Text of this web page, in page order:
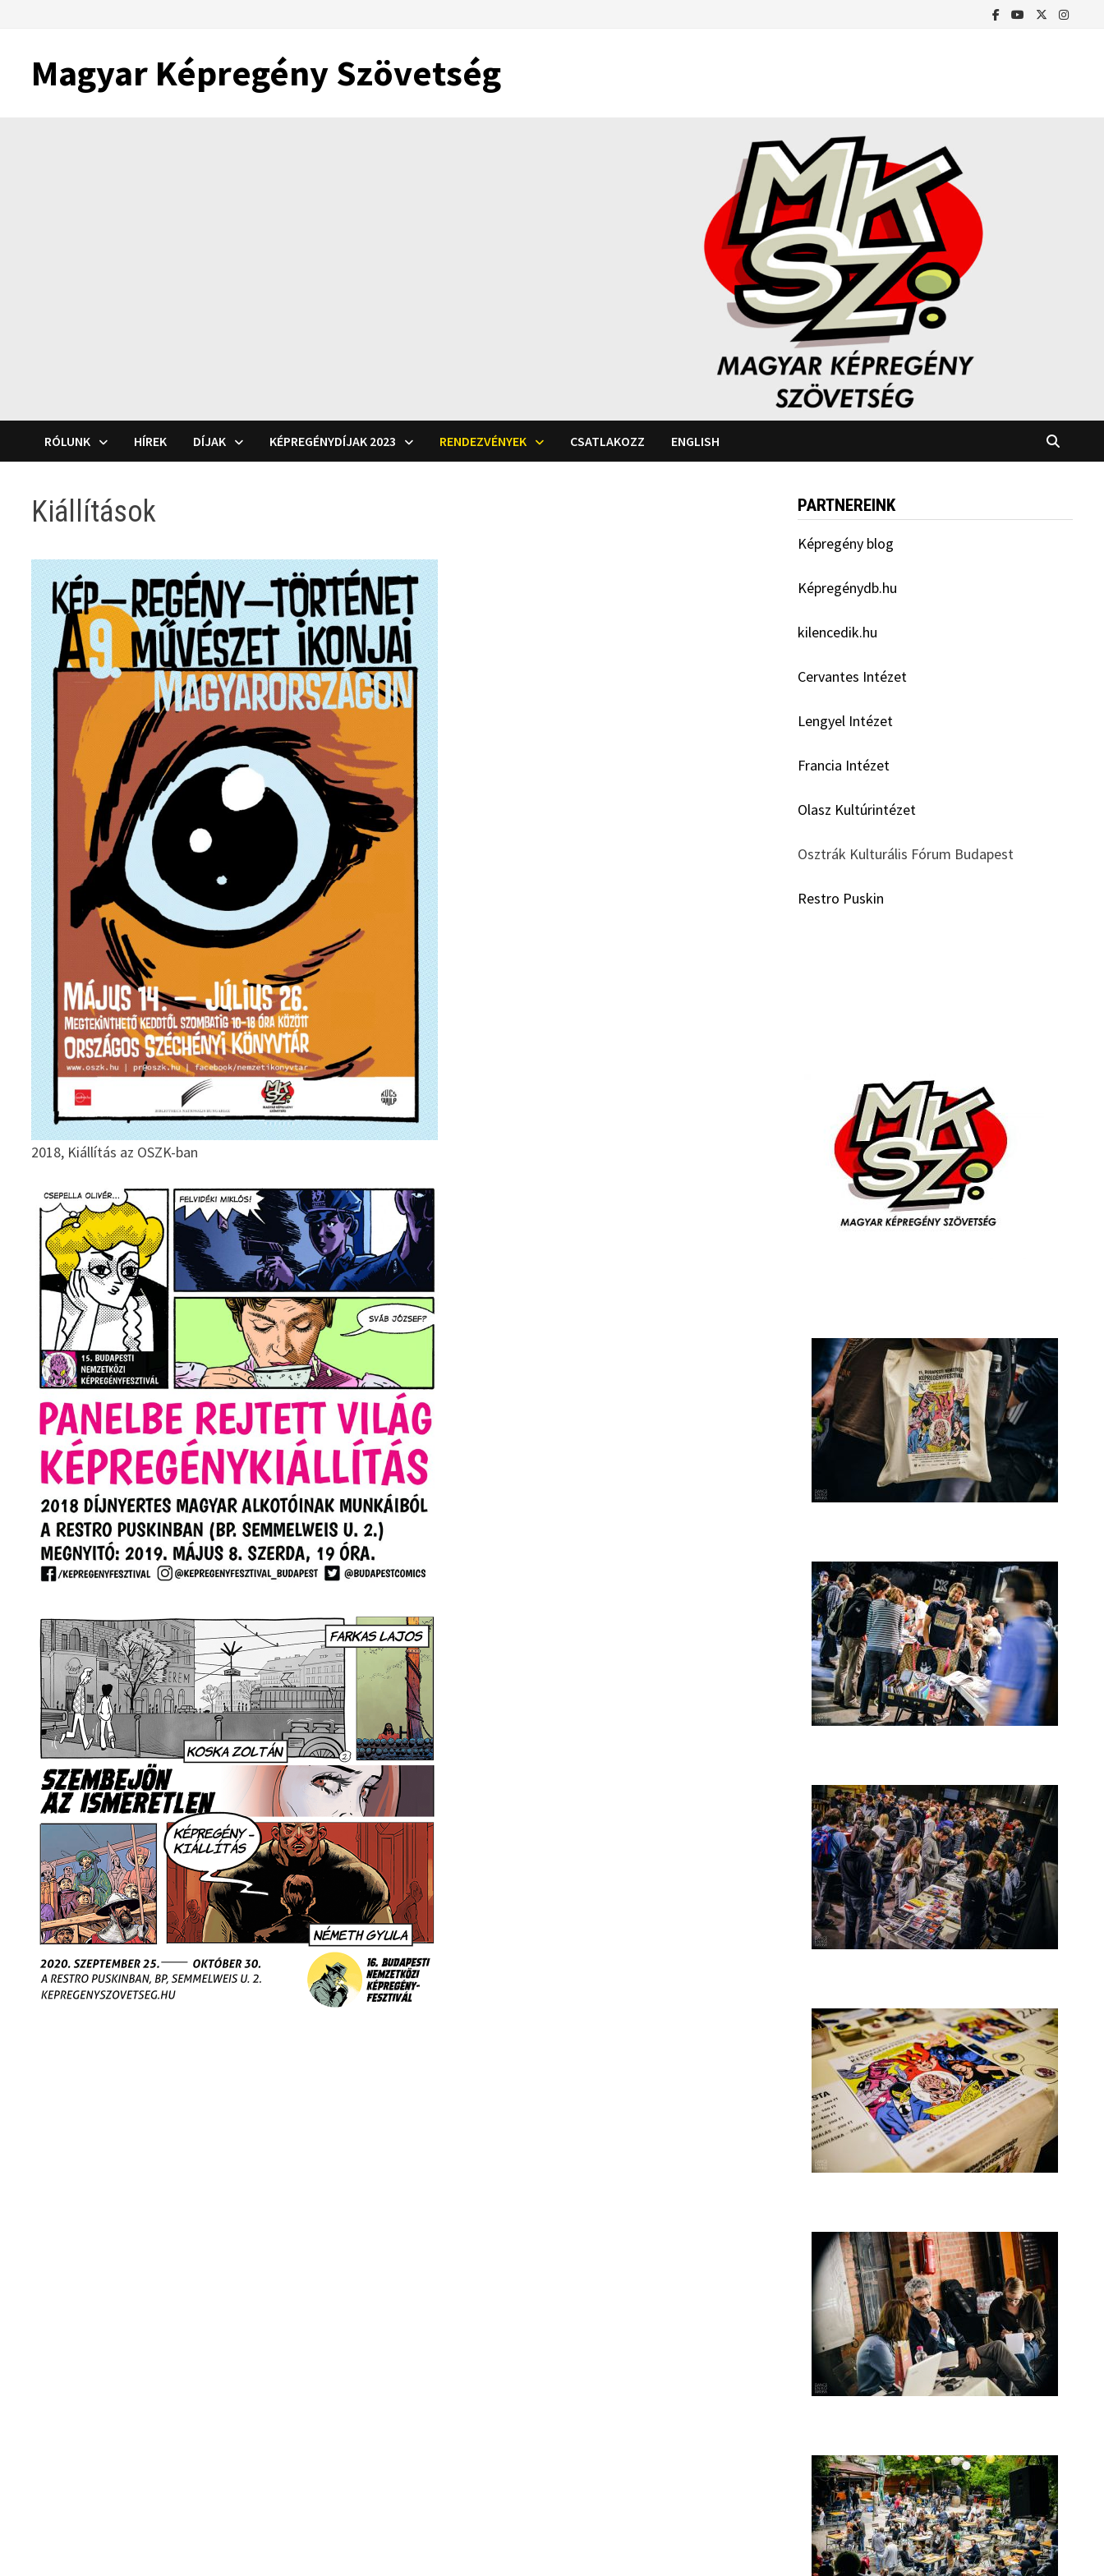
Magyar Képregény Szövetség
RÓLUNK HÍREK DÍJAK KÉPREGÉNYDÍJAK 2023 RENDEZVÉNYEK CSATLAKOZZ ENGLISH
Kiállítások
2018, Kiállítás az OSZK-ban
PARTNEREINK
Képregény blog
Képregénydb.hu
kilencedik.hu
Cervantes Intézet
Lengyel Intézet
Francia Intézet
Olasz Kultúrintézet
Osztrák Kulturális Fórum Budapest
Restro Puskin